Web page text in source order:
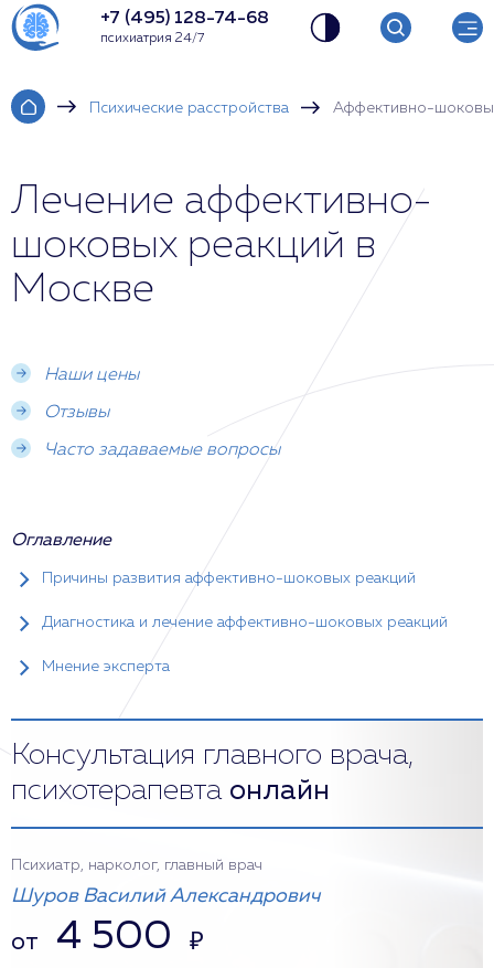
+7 (495) 128-74-68
психиатрия 24/7
Психические расстройства Аффективно-
Лечение аффективно-
шоковых реакций в
Москве
Наши цены
Отзывы
Часто задаваемые вопросы
Оглавление
Причины развития аффективно-шоковых реакций
Диагностика и лечение аффективно-шоковых реакций
Мнение эксперта
Консультация главного врача,
психотерапевта онлайн
Психиатр, нарколог, главный врач
Шуров Василий Александрович
от 4 500 ₽